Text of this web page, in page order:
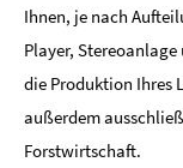
Ihnen, je nach
Player,
die Produktion Ihres
außerdem
Forstwirtschaft.